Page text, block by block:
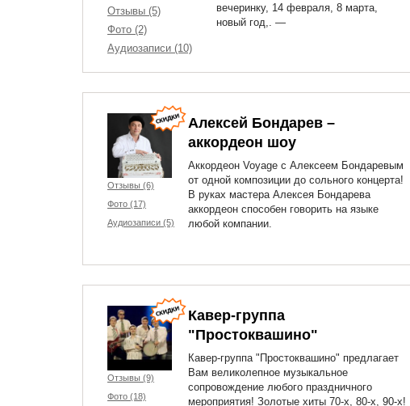
Отзывы (5)
Фото (2)
Аудиозаписи (10)
вечеринку, 14 февраля, 8 марта,
новый год,. —
Отзывы (6)
Фото (17)
Аудиозаписи (5)
Алексей Бондарев –
аккордеон шоу
Аккордеон Voyage с Алексеем Бондаревым
от одной композиции до сольного концерта!
В руках мастера Алексея Бондарева
аккордеон способен говорить на языке
любой компании.
Отзывы (9)
Фото (18)
Кавер-группа
"Простоквашино"
Кавер-группа "Простоквашино" предлагает
Вам великолепное музыкальное
сопровождение любого праздничного
мероприятия! Золотые хиты 70-х, 80-х, 90-х!